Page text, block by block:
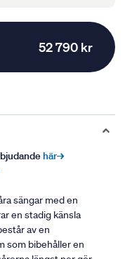
52 790 kr
här→
sängar med en
en stadig känsla
av en
som bibehåller en